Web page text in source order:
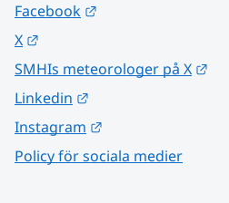
Facebook
X
SMHIs meteorologer på X
Linkedin
Instagram
Policy för sociala medier